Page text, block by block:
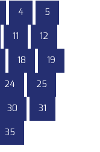
4 5
11 12
18 19
24 25
30 31
35